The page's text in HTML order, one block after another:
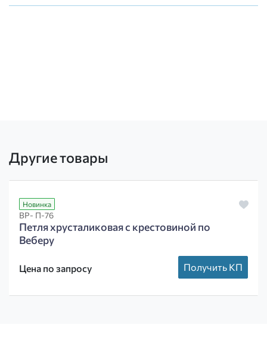
Другие товары
Новинка
ВР- П-76
Петля хрусталиковая с крестовиной по
Веберу
Цена по запросу Получить КП